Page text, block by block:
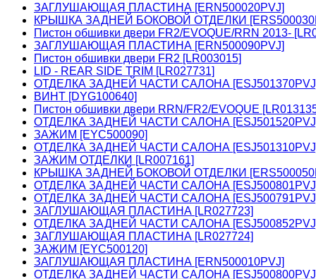
ЗАГЛУШАЮЩАЯ ПЛАСТИНА [ERN500020PVJ]
КРЫШКА ЗАДНЕЙ БОКОВОЙ ОТДЕЛКИ
Пистон обшивки двери FR2/EVOQUE/RRN 2013-
ЗАГЛУШАЮЩАЯ ПЛАСТИНА [ERN500090PVJ]
Пистон обшивки двери FR2 [LR003015]
LID - REAR SIDE TRIM [LR027731]
ОТДЕЛКА ЗАДНЕЙ ЧАСТИ САЛОНА
ВИНТ [DYG100640]
Пистон обшивки двери RRN/FR2/EVOQUE
ОТДЕЛКА ЗАДНЕЙ ЧАСТИ САЛОНА
ЗАЖИМ [EYC500090]
ОТДЕЛКА ЗАДНЕЙ ЧАСТИ САЛОНА
ЗАЖИМ ОТДЕЛКИ [LR007161]
КРЫШКА ЗАДНЕЙ БОКОВОЙ ОТДЕЛКИ
ОТДЕЛКА ЗАДНЕЙ ЧАСТИ САЛОНА
ОТДЕЛКА ЗАДНЕЙ ЧАСТИ САЛОНА
ЗАГЛУШАЮЩАЯ ПЛАСТИНА [LR027723]
ОТДЕЛКА ЗАДНЕЙ ЧАСТИ САЛОНА
ЗАГЛУШАЮЩАЯ ПЛАСТИНА [LR027724]
ЗАЖИМ [EYC500120]
ЗАГЛУШАЮЩАЯ ПЛАСТИНА [ERN500010PVJ]
ОТДЕЛКА ЗАДНЕЙ ЧАСТИ САЛОНА